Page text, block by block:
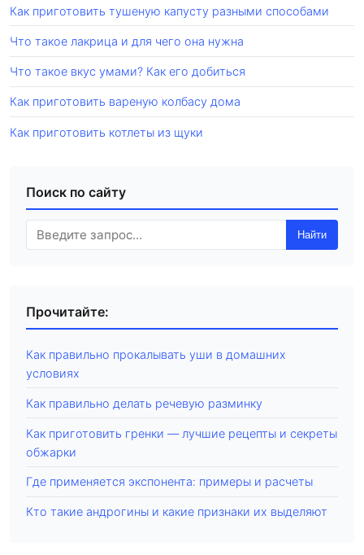
Как приготовить тушеную капусту разными способами
Что такое лакрица и для чего она нужна
Что такое вкус умами? Как его добиться
Как приготовить вареную колбасу дома
Как приготовить котлеты из щуки
Поиск по сайту
Найти
Прочитайте:
Как правильно прокалывать уши в домашних
условиях
Как правильно делать речевую разминку
Как приготовить гренки — лучшие рецепты и секреты
обжарки
Где применяется экспонента: примеры и расчеты
Кто такие андрогины и какие признаки их выделяют